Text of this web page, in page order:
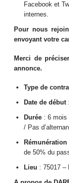
Facebook et
internes.
Pour nous
envoyant votre
Merci de
annonce.
Type de
Date de début:
Durée : 6 mois
/ Pas
Rémunération
de 50% du
Lieu : 75017 –